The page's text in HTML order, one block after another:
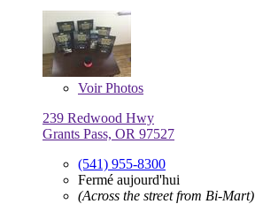
VoirPhotos
239 Redwood Hwy
Grants Pass, OR 97527
(541) 955-8300
Fermé aujourd'hui
(Across the street from Bi-Mart)